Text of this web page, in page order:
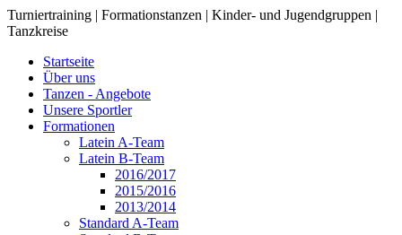
Turniertraining | Formationstanzen | Kinder- und Jugendgruppen |
Tanzkreise
Startseite
Über uns
Tanzen - Angebote
Unsere Sportler
Formationen
Latein A-Team
Latein B-Team
2016/2017
2015/2016
2013/2014
Standard A-Team